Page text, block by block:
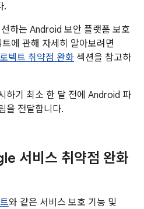
.
하는 Android 보안 플랫폼 보호
에 관해 자세히 알아보려면
텍트 취약점 완화 섹션을 참고하
하기 최소 한 달 전에 Android 파
을 전달합니다.
서비스 취약점 완화
와 같은 서비스 보호 기능 및